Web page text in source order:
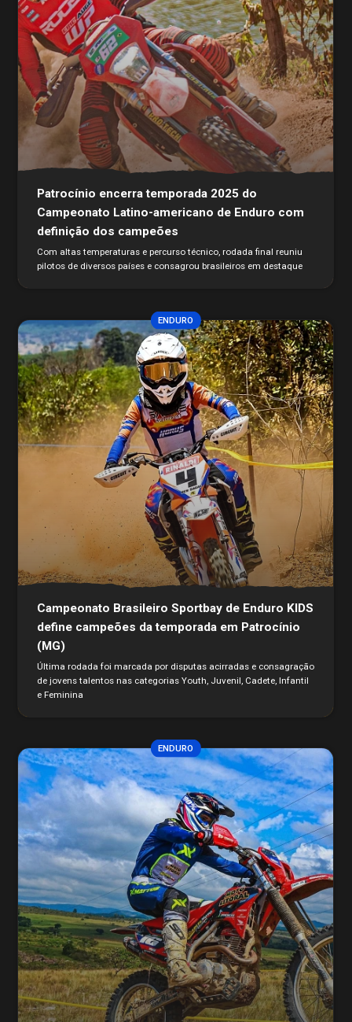
História
Contato
STJDM
Publicações
Assessor de Imprensa
Notícias
CBMTV
Apresentação
Patrocínio encerra temporada 2025 do
Campeonato Latino-americano de Enduro com
definição dos campeões
Com altas temperaturas e percurso técnico, rodada final reuniu
pilotos de diversos países e consagrou brasileiros em destaque
Campeonato Brasileiro Sportbay de Enduro KIDS
define campeões da temporada em Patrocínio
(MG)
Última rodada foi marcada por disputas acirradas e consagração
de jovens talentos nas categorias Youth, Juvenil, Cadete, Infantil
e Feminina
ENDURO
ENDURO